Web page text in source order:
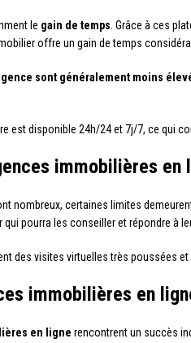
le gain de temps . Grâce à ces
offre un gain de temps
sont généralement moins
est disponible 24h/24 et 7j/7, ce qui
immobilières en
nombreux, certaines limites
pourra les conseiller et répondre à
des visites virtuelles très poussées
immobilières en
en ligne rencontrent un succès